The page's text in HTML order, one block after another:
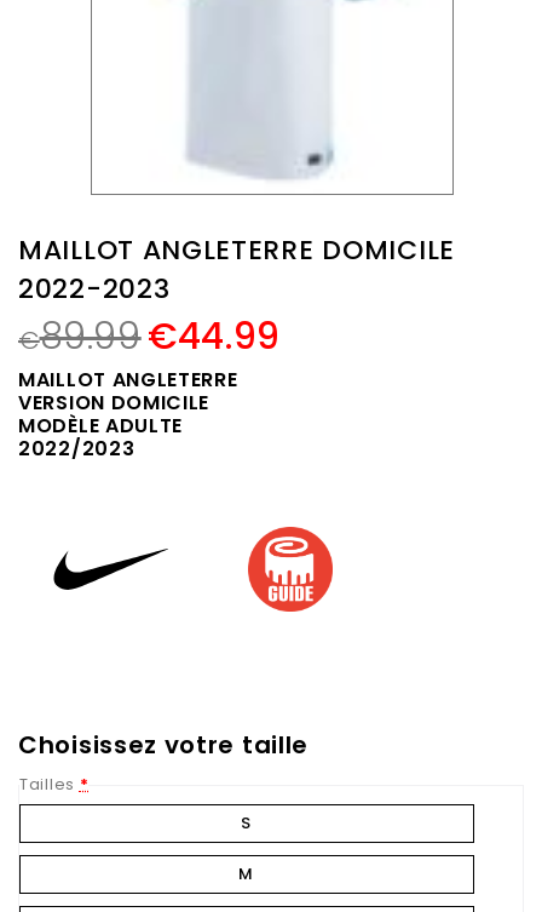
MAILLOT ANGLETERRE DOMICILE
2022-2023
€89.99€44.99
MAILLOT ANGLETERRE
VERSION DOMICILE
MODÈLE ADULTE
2022/2023
Choisissez votre taille
Tailles *
S
M